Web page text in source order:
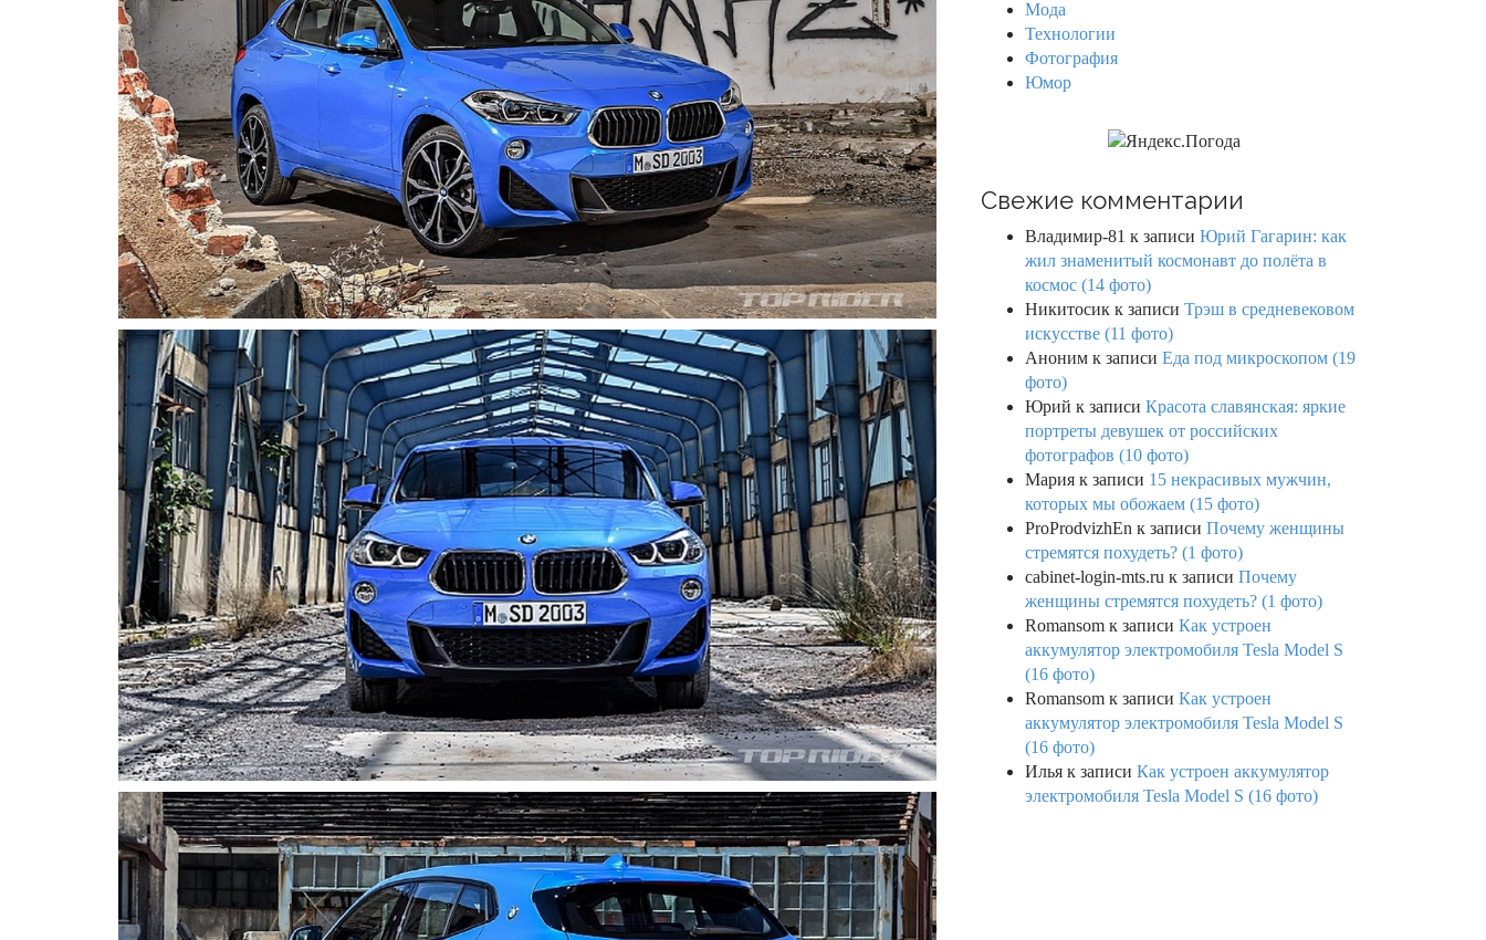
Мода
Технологии
Фотография
Юмор
Свежие комментарии
Владимир-81 к записи Юрий Гагарин: как
жил знаменитый космонавт до полёта в
космос (14 фото)
Никитосик к записи Трэш в средневековом
искусстве (11 фото)
Аноним к записи Еда под микроскопом (19
фото)
Юрий к записи Красота славянская: яркие
портреты девушек от российских
фотографов (10 фото)
Мария к записи 15 некрасивых мужчин,
которых мы обожаем (15 фото)
ProProdvizhEn к записи Почему женщины
стремятся похудеть? (1 фото)
cabinet-login-mts.ru к записи Почему
женщины стремятся похудеть? (1 фото)
Romansom к записи Как устроен
аккумулятор электромобиля Tesla Model S
(16 фото)
Romansom к записи Как устроен
аккумулятор электромобиля Tesla Model S
(16 фото)
Илья к записи Как устроен аккумулятор
электромобиля Tesla Model S (16 фото)